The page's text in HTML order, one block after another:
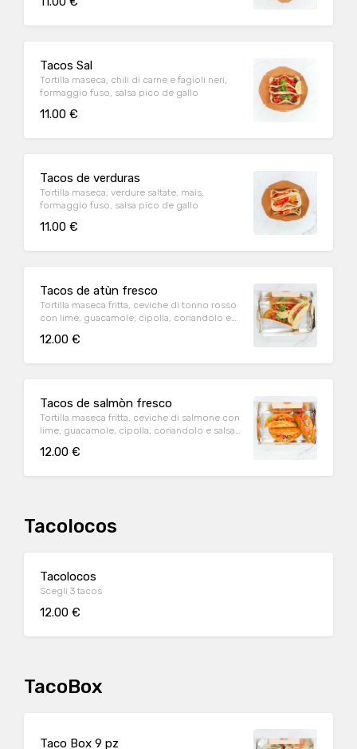
Tacos Sal
Tortilla maseca, chili di carne e fagioli neri,
formaggio fuso, salsa pico de gallo
11.00 €
Tacos de verduras
Tortilla maseca, verdure saltate, mais,
formaggio fuso, salsa pico de gallo
11.00 €
Tacos de atùn fresco
Tortilla maseca fritta, ceviche di tonno rosso
con lime, guacamole, cipolla, coriandolo e
12.00 €
Tacos de salmòn fresco
Tortilla maseca fritta, ceviche di salmone con
lime, guacamole, cipolla, coriandolo e salsa
12.00 €
Tacolocos
Tacolocos
Scegli 3 tacos
12.00 €
TacoBox
Taco Box 9 pz